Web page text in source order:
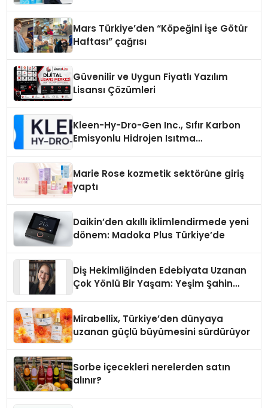
Mars Türkiye’den “Köpeğini İşe Götür
Haftası” çağrısı
Güvenilir ve Uygun Fiyatlı Yazılım
Lisansı Çözümleri
Kleen-Hy-Dro-Gen Inc., Sıfır Karbon
Emisyonlu Hidrojen Isıtma
Marie Rose kozmetik sektörüne giriş
yaptı
Daikin’den akıllı iklimlendirmede yeni
dönem: Madoka Plus Türkiye’de
Diş Hekimliğinden Edebiyata Uzanan
Çok Yönlü Bir Yaşam: Yeşim Şahin
Mirabellix, Türkiye’den dünyaya
uzanan güçlü büyümesini sürdürüyor
Sorbe içecekleri nerelerden satın
alınır?